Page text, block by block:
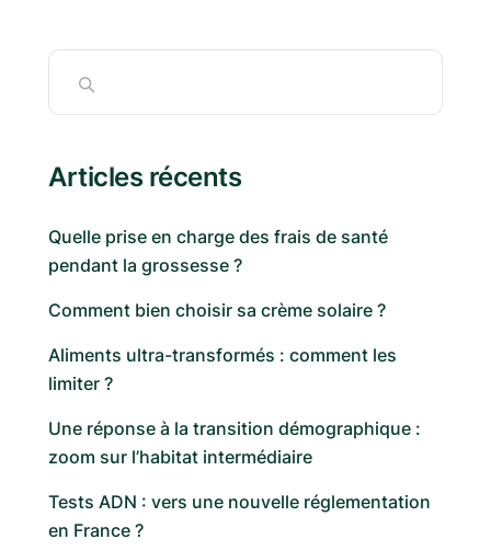
Articles récents
Quelle prise en charge des frais de santé
pendant la grossesse ?
Comment bien choisir sa crème solaire ?
Aliments ultra-transformés : comment les
limiter ?
Une réponse à la transition démographique :
zoom sur l’habitat intermédiaire
Tests ADN : vers une nouvelle réglementation
en France ?